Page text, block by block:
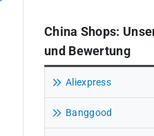
China Shops:
und Bewertung
Aliexpress
Banggood